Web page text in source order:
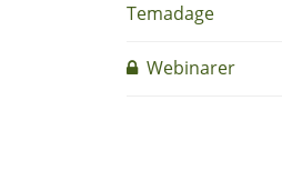
Temadage
Webinarer